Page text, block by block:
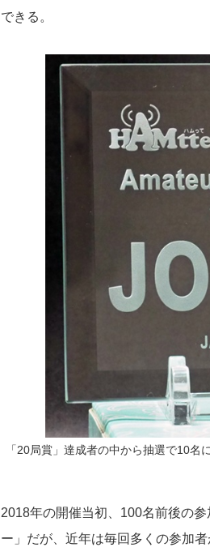
できる。
「20局賞」達成者の中から抽選で10
2018年の開催当初、100名前後の
ー」だが、近年は毎回多くの参加